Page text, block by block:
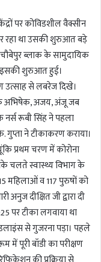
पर कोविडशील वैक्सीन
रहा था उसकी शुरुआत बड़े
ब्लाक के सामुदायिक
इसकी शुरुआत हुई।
से लबरेज दिखे।
अभिषेक, अजय, अंजू जब
नर्स रूबी सिंह ने पहला
गुप्ता ने टीकाकरण कराया।
प्रथम चरण में कोरोना
चलते स्वास्थ्य विभाग के
महिलाओं व 117 पुरुषों को
अनुज दीक्षित जी द्वारा दी
पर टीका लगवाया था
से गुजरना पड़ा। पहले
पूरी बॉडी का परीक्षण